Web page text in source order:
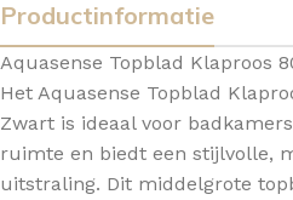
Productinformatie
Aquasense Topblad Klaproos
Het Aquasense Topblad
Zwart is ideaal voor
ruimte en biedt een stijlvolle,
uitstraling. Dit middelgrote